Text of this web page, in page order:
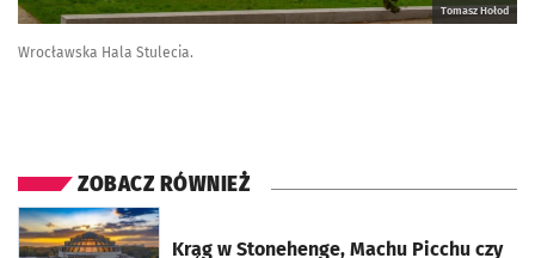
Tomasz Hołod
Wrocławska Hala Stulecia.
ZOBACZ RÓWNIEŻ
Krąg w Stonehenge, Machu Picchu czy
otworzy się w nowej karcie